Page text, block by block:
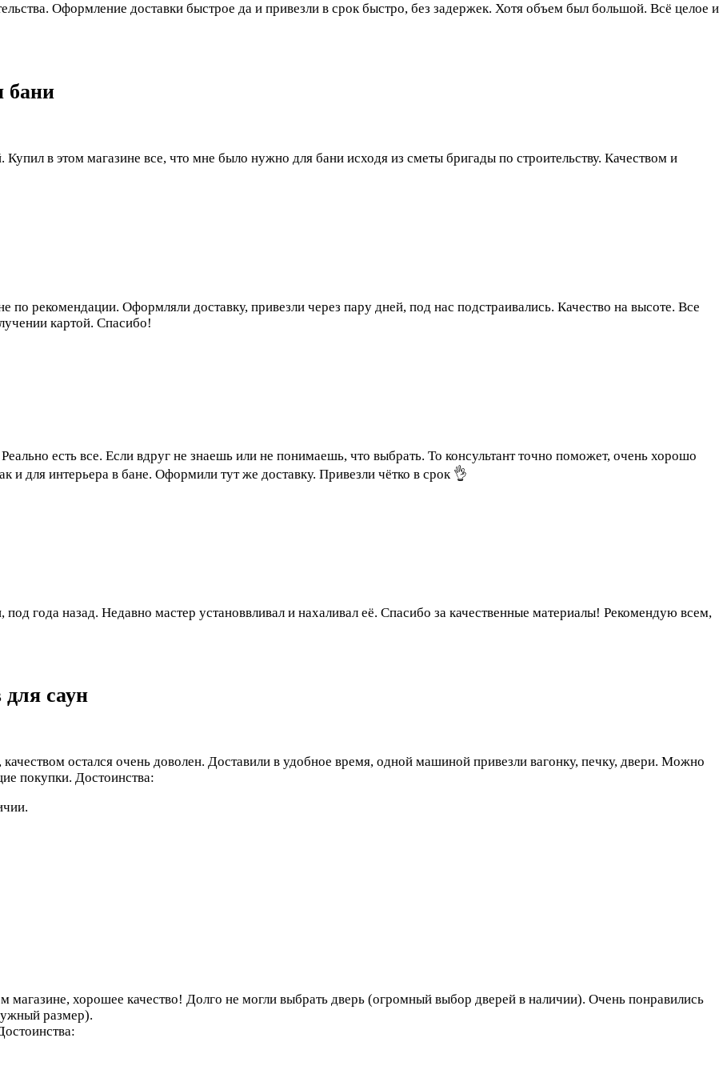
Оформление доставки быстрое да и привезли в срок быстро, без задержек. Хотя объем был большой. Всё целое и
бани
в этом магазине все, что мне было нужно для бани исходя из сметы бригады по строительству. Качеством и
по рекомендации. Оформляли доставку, привезли через пару дней, под нас подстраивались. Качество на высоте. Все
картой. Спасибо!
есть все. Если вдруг не знаешь или не понимаешь, что выбрать. То консультант точно поможет, очень хорошо
и для интерьера в бане. Оформили тут же доставку. Привезли чётко в срок 👌
под года назад. Недавно мастер установвливал и нахаливал её. Спасибо за качественные материалы! Рекомендую всем,
саун
остался очень доволен. Доставили в удобное время, одной машиной привезли вагонку, печку, двери. Можно
покупки. Достоинства:
магазине, хорошее качество! Долго не могли выбрать дверь (огромный выбор дверей в наличии). Очень понравились
размер).